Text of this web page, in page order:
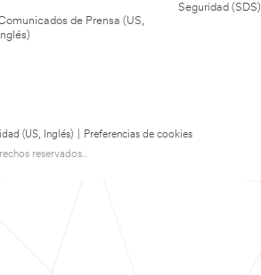
de Prensa (US,
Inglés)
Seguridad (SDS)
(US, Inglés)
Preferencias de cookies
reservados..